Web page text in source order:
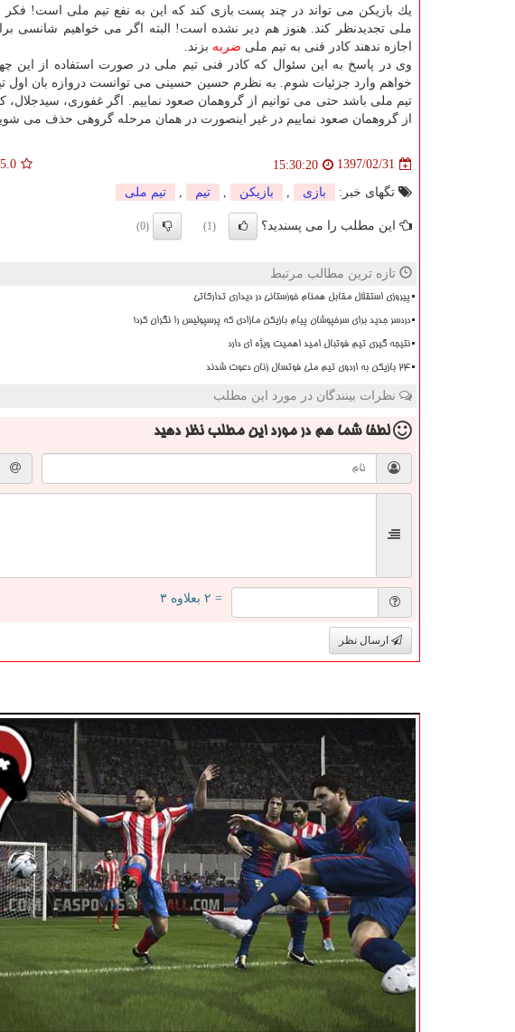
یك بازیكن می تواند در چند پست بازی كند كه این به نفع تیم ملی است!
ملی تجدیدنظر كند. هنوز هم دیر نشده است! البته اگر می خواهیم شانسی
اجازه ندهند كادر فنی به تیم ملی ضربه بزند.
وی در پاسخ به این سئوال كه كادر فنی تیم ملی در صورت استفاده از این
خواهم وارد جزئیات شوم. به نظرم حسین حسینی می توانست دروازه بان اول
تیم ملی باشد حتی می توانیم از گروهمان صعود نماییم. اگر غفوری،
از گروهمان صعود نماییم در غیر اینصورت در همان مرحله گروهی حذف می
1397/02/31
15:30:20
5.0
تگهای خبر: بازی بازیكن تیم تیم ملی
این مطلب را می پسندید؟ (1)
(0)
تازه ترین مطالب مرتبط
پیروزی استقلال مقابل همنام خوزستانی در دیداری تدارکاتی
دردسر جدید برای سرخپوشان پیام بازیکن مازادی که پرسپولیس را نگران کرد!
نتیجه گیری تیم فوتبال امید اهمیت ویژه ای دارد
۲۴ بازیکن به اردوی تیم ملی فوتسال زنان دعوت شدند
نظرات بینندگان در مورد این مطلب
لطفا شما همدر مورد این مطلب نظر دهید
= ۲ بعلاوه ۳
ارسال نظر